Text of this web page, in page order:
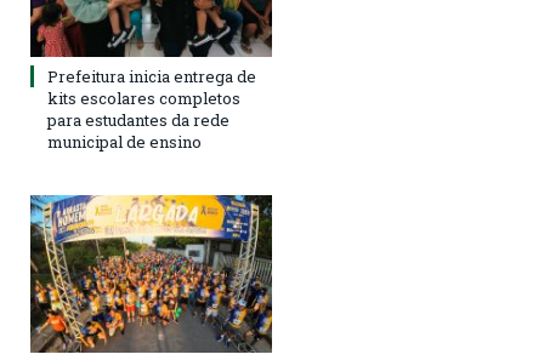
Prefeitura inicia entrega de
kits escolares completos
para estudantes da rede
municipal de ensino